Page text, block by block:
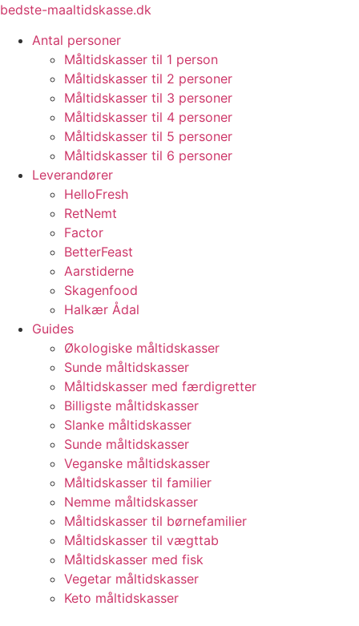
Videre
indhold
bedste-maaltidskasse.dk
Antal personer
Måltidskasser til 1 person
Måltidskasser til 2 personer
Måltidskasser til 3 personer
Måltidskasser til 4 personer
Måltidskasser til 5 personer
Måltidskasser til 6 personer
Leverandører
HelloFresh
RetNemt
Factor
BetterFeast
Aarstiderne
Skagenfood
Halkær Ådal
Guides
Økologiske måltidskasser
Sunde måltidskasser
Måltidskasser med færdigretter
Billigste måltidskasser
Slanke måltidskasser
Sunde måltidskasser
Veganske måltidskasser
Måltidskasser til familier
Nemme måltidskasser
Måltidskasser til børnefamilier
Måltidskasser til vægttab
Måltidskasser med fisk
Vegetar måltidskasser
Keto måltidskasser